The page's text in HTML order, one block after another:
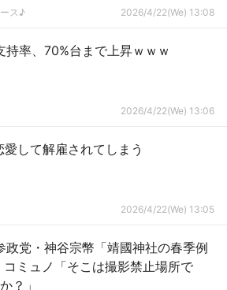
ス♪ 2026/4/22(We) 13:08
持率、70%台まで上昇ｗｗｗ
2026/4/22(We) 13:06
して解雇されてしまう
2026/4/22(We) 13:05
政党・神谷宗幣「靖國神社の春季例
ミュノ「そこは撮影禁止場所で
？」